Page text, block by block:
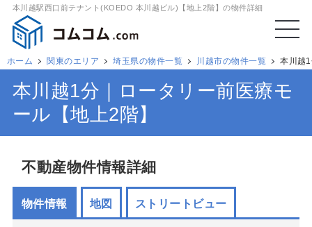
本川越駅西口前テナント(KOEDO 本川越ビル)【地上2階】の物件詳細
ホーム 関東のエリア 埼玉県の物件一覧 川越市の物件一覧 本川越
本川越1分｜ロータリー前医療モ
ール【地上2階】
不動産物件情報詳細
物件情報 地図 ストリートビュー